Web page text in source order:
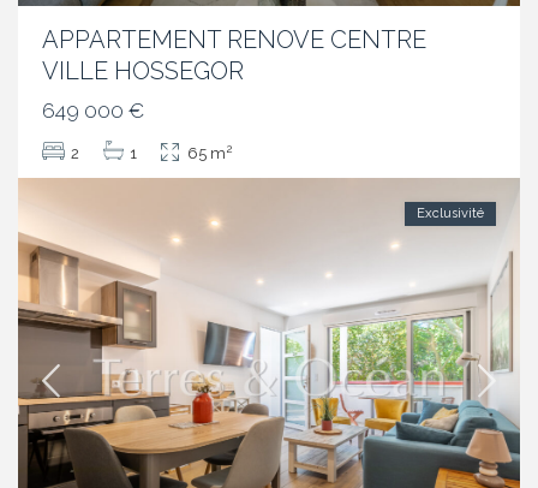
APPARTEMENT RENOVE CENTRE
VILLE HOSSEGOR
649 000 €
2 1 65 m2
Exclusivité